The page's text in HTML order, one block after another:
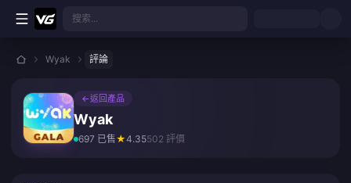
跳至主要內容
搜索...
Wyak 評論
←返回產品
Wyak
697 已售★4.35502 評價